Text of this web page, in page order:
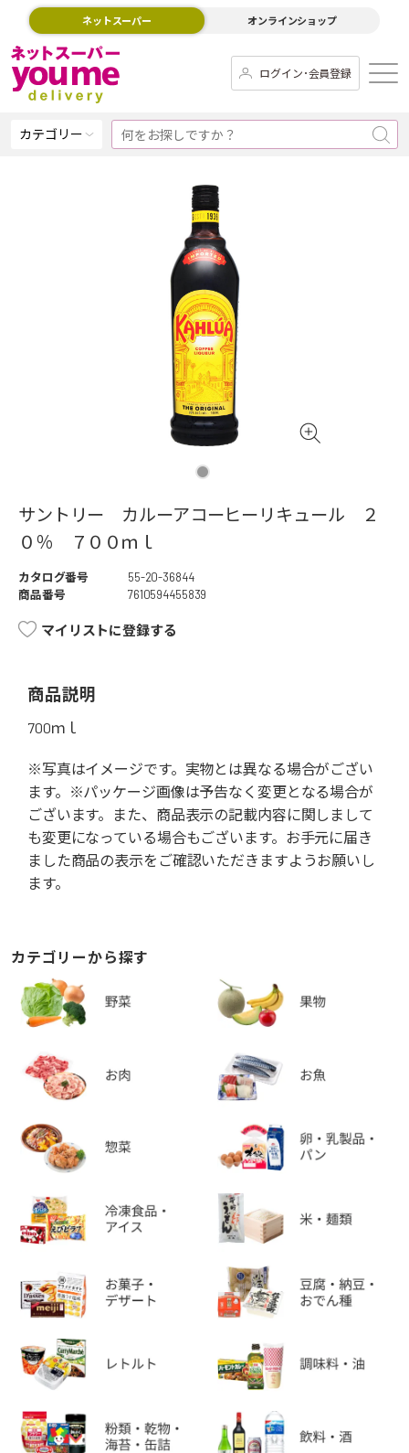
ネットスーパー オンラインショップ
ログイン･会員登録
カテゴリー
サントリー カルーアコーヒーリキュール ２
０％ ７００ｍｌ
カタログ番号
55-20-36844
商品番号
7610594455839
マイリストに登録する
商品説明
700ｍｌ
※写真はイメージです。実物とは異なる場合がござい
ます。※パッケージ画像は予告なく変更となる場合が
ございます。また、商品表示の記載内容に関しまして
も変更になっている場合もございます。お手元に届き
ました商品の表示をご確認いただきますようお願いし
ます。
カテゴリーから探す